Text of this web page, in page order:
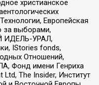
христианское
Европейская
за выборами,
ИДЕЛЬ-УРАЛ,
IStories fonds,
Отношений,
Фонд имени Генриха
Ltd, The Insider, Институт